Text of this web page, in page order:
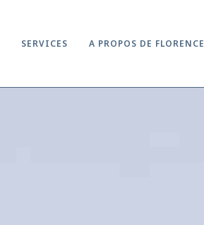
SERVICES A PROPOS DE FLORENCE